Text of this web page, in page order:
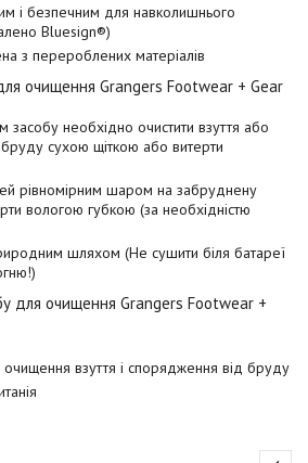
і безпечним для навколишнього
Bluesign®)
з перероблених матеріалів
очищення Grangers Footwear + Gear
необхідно очистити взуття або
сухою щіткою або витерти
рівномірним шаром на забруднену
вологою губкою (за необхідністю
шляхом (Не сушити біля батареї
для очищення Grangers Footwear +
взуття і спорядження від бруду